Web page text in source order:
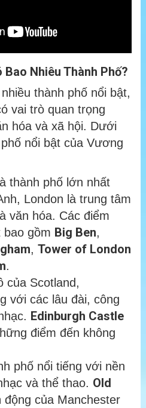
Nhiêu Thành Phố?
thành phố nổi bật,
vai trò quan trọng
hóa và xã hội. Dưới
nổi bật của Vương
thành phố lớn nhất
London là trung tâm
văn hóa. Các điểm
bao gồm Big Ben,
, Tower of London
.
của Scotland,
với các lâu đài, công
Edinburgh Castle
điểm đến không
phố nổi tiếng với nền
và thể thao. Old
động của Manchester